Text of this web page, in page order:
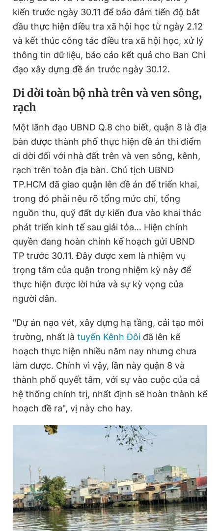
kiến trước ngày 30.11 để bảo đảm tiến độ bắt
đầu thực hiện điều tra xã hội học từ ngày 2.12
và kết thúc công tác điều tra xã hội học, xử lý
thông tin dữ liệu, báo cáo kết quả cho Ban Chỉ
đạo xây dựng đề án trước ngày 30.12.
Di dời toàn bộ nhà trên và ven sông,
rạch
Một lãnh đạo UBND Q.8 cho biết, quận 8 là địa
bàn được thành phố thực hiện đề án thí điểm
di dời đối với nhà đất trên và ven sông, kênh,
rạch trên toàn địa bàn. Chủ tịch UBND
TP.HCM đã giao quận lên đề án để triển khai,
trong đó phải nêu rõ tổng mức chi, tổng
nguồn thu, quỹ đất dự kiến đưa vào khai thác
phát triển kinh tế sau giải tỏa… Hiện chính
quyền đang hoàn chỉnh kế hoạch gửi UBND
TP trước 30.11. Đây được xem là nhiệm vụ
trọng tâm của quận trong nhiệm kỳ này để
thực hiện được lời hứa và sự kỳ vọng của
người dân.
"Dự án nạo vét, xây dựng hạ tầng, cải tạo môi
trường, nhất là tuyến Kênh Đôi đã lên kế
hoạch thực hiện nhiều năm nay nhưng chưa
làm được. Chính vì vậy, lần này quận 8 và
thành phố quyết tâm, với sự vào cuộc của cả
hệ thống chính trị, nhất định sẽ hoàn thành kế
hoạch đề ra", vị này cho hay.